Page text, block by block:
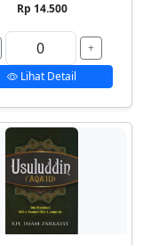
Rp 14.500
+
Lihat Detail